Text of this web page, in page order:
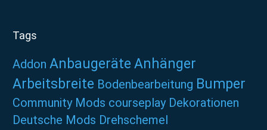
Tags
Addon Anbaugeräte Anhänger
Arbeitsbreite Bodenbearbeitung Bumper
Community Mods courseplay Dekorationen
Deutsche Mods Drehschemel